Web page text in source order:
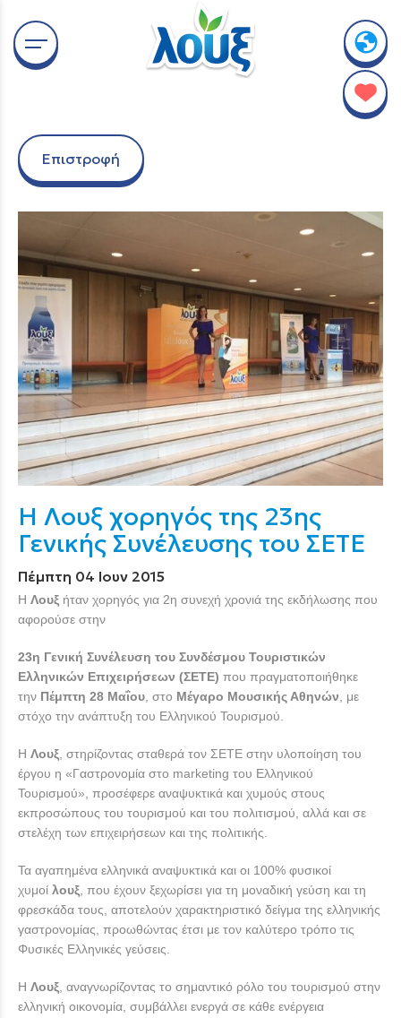
Επιστροφή
Η Λουξ χορηγός της 23ης
Γενικής Συνέλευσης του ΣΕΤΕ
Πέμπτη 04 Ιουν 2015
Η Λουξ ήταν χορηγός για 2η συνεχή χρονιά της εκδήλωσης που
αφορούσε στην
23η Γενική Συνέλευση του Συνδέσμου Τουριστικών
Ελληνικών Επιχειρήσεων (ΣΕΤΕ) που πραγματοποιήθηκε
την Πέμπτη 28 Μαΐου , στο Μέγαρο Μουσικής Αθηνών , με
στόχο την ανάπτυξη του Ελληνικού Τουρισμού.
Η Λουξ , στηρίζοντας σταθερά τον ΣΕΤΕ στην υλοποίηση του
έργου η «Γαστρονομία στο marketing του Ελληνικού
Τουρισμού», προσέφερε αναψυκτικά και χυμούς στους
εκπροσώπους του τουρισμού και του πολιτισμού, αλλά και σε
στελέχη των επιχειρήσεων και της πολιτικής.
Τα αγαπημένα ελληνικά αναψυκτικά και οι 100% φυσικοί
χυμοί λουξ , που έχουν ξεχωρίσει για τη μοναδική γεύση και τη
φρεσκάδα τους, αποτελούν χαρακτηριστικό δείγμα της ελληνικής
γαστρονομίας, προωθώντας έτσι με τον καλύτερο τρόπο τις
Φυσικές Ελληνικές γεύσεις.
Η Λουξ , αναγνωρίζοντας το σημαντικό ρόλο του τουρισμού στην
ελληνική οικονομία, συμβάλλει ενεργά σε κάθε ενέργεια